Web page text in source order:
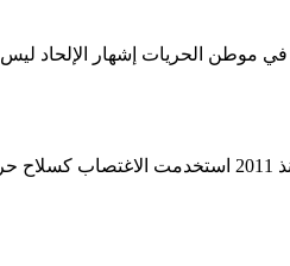
موطن الحريات إشهار الإلحاد
يخبر العديد من المسؤولين والضباط